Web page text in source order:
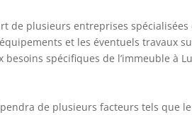
de plusieurs entreprises
et les éventuels travaux
spécifiques de l’immeuble à
de plusieurs facteurs tels que